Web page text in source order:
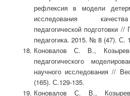
рефлексия в модели
исследования
педагогической подготовки
педагогика. 2015. № 8 (47). С.
Коновалов С. В.,
педагогического
научного исследования //
(165). С.129-135.
Коновалов С. В.,